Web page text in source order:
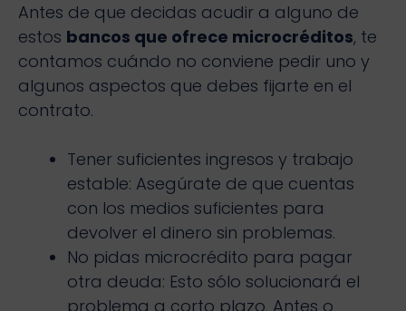
Antes de que decidas acudir a alguno de
estos bancos que ofrece microcréditos, te
contamos cuándo no conviene pedir uno y
algunos aspectos que debes fijarte en el
contrato.
Tener suficientes ingresos y trabajo
estable: Asegúrate de que cuentas
con los medios suficientes para
devolver el dinero sin problemas.
No pidas microcrédito para pagar
otra deuda: Esto sólo solucionará el
problema a corto plazo. Antes o